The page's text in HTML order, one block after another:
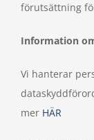
förutsättning
Information
Vi hanterar
mer HÄR